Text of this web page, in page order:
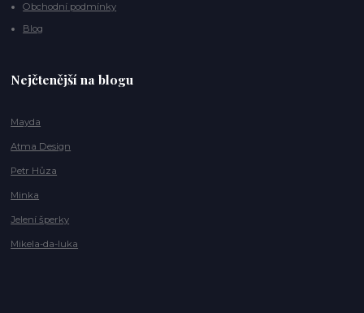
Obchodní podmínky
Blog
Nejčtenější na blogu
Mayda
Atma Design
Petr Hůza
Minka
Jelení šperky
Mikela-da-luka